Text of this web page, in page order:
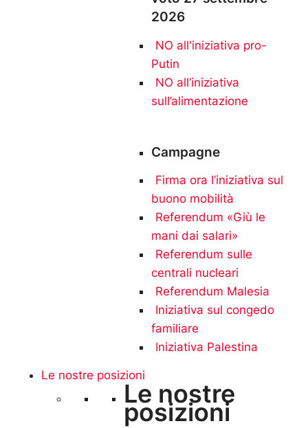
2026
NO all'iniziativa pro-
Putin
NO all’iniziativa
sull’alimentazione
Campagne
Firma ora l’iniziativa sul
buono mobilità
Referendum «Giù le
mani dai salari»
Referendum sulle
centrali nucleari
Referendum Malesia
Iniziativa sul congedo
familiare
Iniziativa Palestina
Le nostre posizioni
Le nostre
posizioni